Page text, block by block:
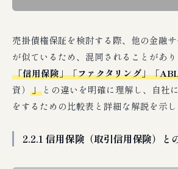
売掛債権保証を検討する際、他の金融
が似ているため、混同されることがあり
「信用保険」「ファクタリング」「
資） 」 との違いを明確に理解し、自社
をするための比較表と詳細な解説を示し
2.2.1 信用保険（取引信用保険）と